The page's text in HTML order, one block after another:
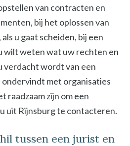
van contracten en
bij het oplossen van
u gaat scheiden, bij een
wilt weten wat uw rechten en
verdacht wordt van een
met organisaties
raadzaam zijn om een
uit Rijnsburg te contacteren.
tussen een jurist en